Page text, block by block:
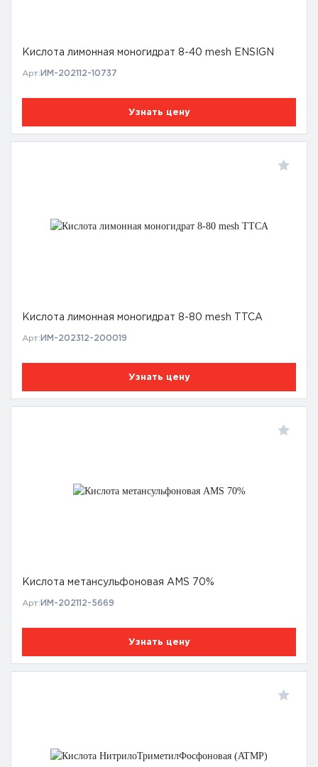
Кислота лимонная моногидрат 8-40 mesh ENSIGN
Арт: ИМ-202112-10737
Узнать цену
Кислота лимонная моногидрат 8-80 mesh TTCA
Арт: ИМ-202312-200019
Узнать цену
Кислота метансульфоновая AMS 70%
Арт: ИМ-202112-5669
Узнать цену